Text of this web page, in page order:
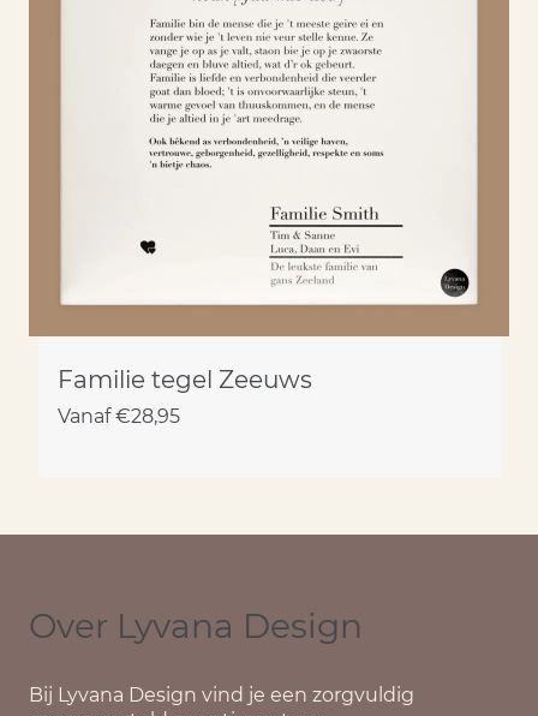
Familie tegel Zeeuws
Vanaf €28,95
Over Lyvana Design
Bij Lyvana Design vind je een zorgvuldig